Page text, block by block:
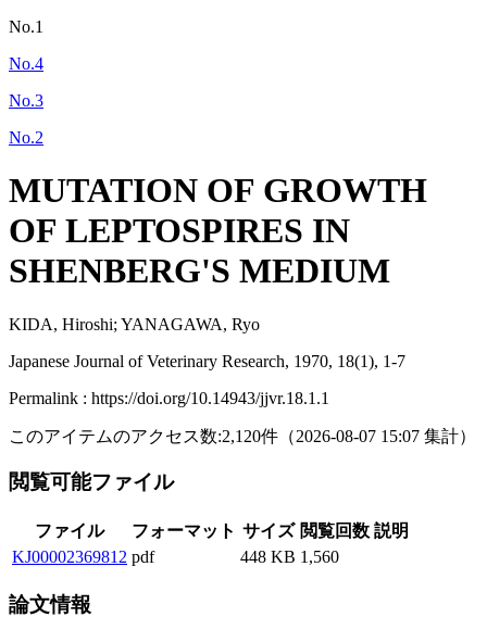
No.1
No.4
No.3
No.2
MUTATION OF GROWTH
OF LEPTOSPIRES IN
SHENBERG'S MEDIUM
KIDA, Hiroshi; YANAGAWA, Ryo
Japanese Journal of Veterinary Research, 1970, 18(1), 1-7
Permalink : https://doi.org/10.14943/jjvr.18.1.1
このアイテムのアクセス数:2,120件 （2026-08-07 15:07 集計）
閲覧可能ファイル
ファイル フォーマット サイズ 閲覧回数 説明
KJ00002369812 pdf 448 KB 1,560
論文情報